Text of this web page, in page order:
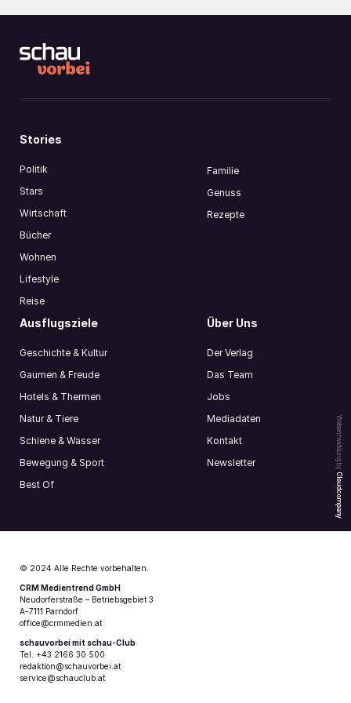
Webentwicklung by
Cloudcompany
Stories
Politik
Stars
Wirtschaft
Bücher
Wohnen
Lifestyle
Reise
Familie
Genuss
Rezepte
Ausflugsziele
Geschichte & Kultur
Gaumen & Freude
Hotels & Thermen
Natur & Tiere
Schiene & Wasser
Bewegung & Sport
Best Of
Über Uns
Der Verlag
Das Team
Jobs
Mediadaten
Kontakt
Newsletter
© 2024 Alle Rechte vorbehalten.
CRM Medientrend GmbH
Neudorferstraße – Betriebsgebiet 3
A-7111 Parndorf
office@crmmedien.at
schauvorbei mit schau-Club
Tel. +43 2166 30 500
redaktion@schauvorbei.at
service@schauclub.at